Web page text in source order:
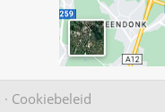
· Cookiebeleid